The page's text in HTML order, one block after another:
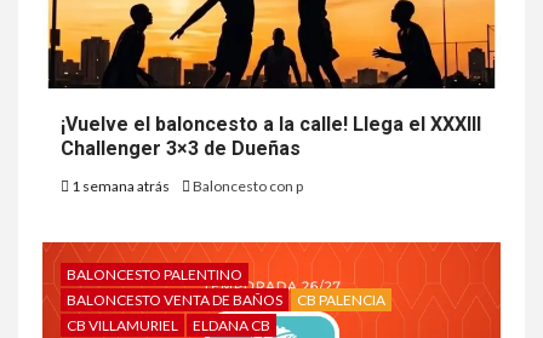
¡Vuelve el baloncesto a la calle! Llega el XXXIII
Challenger 3×3 de Dueñas
1 semana atrás Baloncesto con p
BALONCESTO PALENTINO
BALONCESTO VENTA DE BAÑOS
CB PALENCIA
CB VILLAMURIEL
ELDANA CB